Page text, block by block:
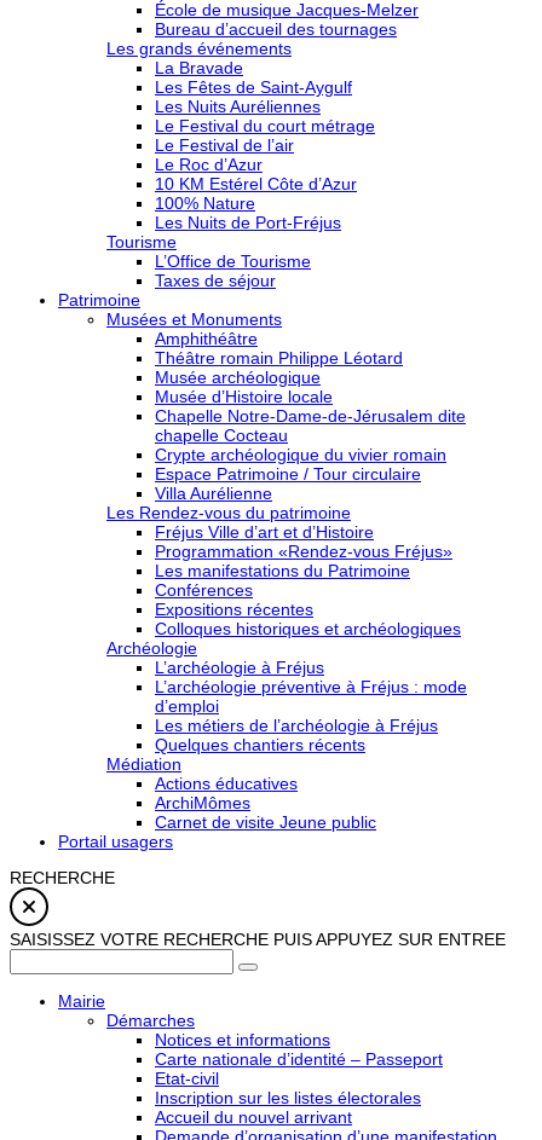
École de musique Jacques-Melzer
Bureau d’accueil des tournages
Les grands événements
La Bravade
Les Fêtes de Saint-Aygulf
Les Nuits Auréliennes
Le Festival du court métrage
Le Festival de l’air
Le Roc d’Azur
10 KM Estérel Côte d’Azur
100% Nature
Les Nuits de Port-Fréjus
Tourisme
L’Office de Tourisme
Taxes de séjour
Patrimoine
Musées et Monuments
Amphithéâtre
Théâtre romain Philippe Léotard
Musée archéologique
Musée d’Histoire locale
Chapelle Notre-Dame-de-Jérusalem dite
chapelle Cocteau
Crypte archéologique du vivier romain
Espace Patrimoine / Tour circulaire
Villa Aurélienne
Les Rendez-vous du patrimoine
Fréjus Ville d’art et d’Histoire
Programmation «Rendez-vous Fréjus»
Les manifestations du Patrimoine
Conférences
Expositions récentes
Colloques historiques et archéologiques
Archéologie
L’archéologie à Fréjus
L’archéologie préventive à Fréjus : mode
d’emploi
Les métiers de l’archéologie à Fréjus
Quelques chantiers récents
Médiation
Actions éducatives
ArchiMômes
Carnet de visite Jeune public
Portail usagers
RECHERCHE
SAISISSEZ VOTRE RECHERCHE PUIS APPUYEZ SUR ENTREE
Mairie
Démarches
Notices et informations
Carte nationale d’identité – Passeport
Etat-civil
Inscription sur les listes électorales
Accueil du nouvel arrivant